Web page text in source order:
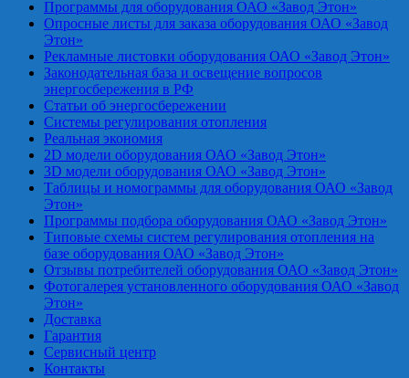
Программы для оборудования ОАО «Завод Этон»
Опросные листы для заказа оборудования ОАО «Завод
Этон»
Рекламные листовки оборудования ОАО «Завод Этон»
Законодательная база и освещение вопросов
энергосбережения в РФ
Статьи об энергосбережении
Системы регулирования отопления
Реальная экономия
2D модели оборудования ОАО «Завод Этон»
3D модели оборудования ОАО «Завод Этон»
Таблицы и номограммы для оборудования ОАО «Завод
Этон»
Программы подбора оборудования ОАО «Завод Этон»
Типовые схемы систем регулирования отопления на
базе оборудования ОАО «Завод Этон»
Отзывы потребителей оборудования ОАО «Завод Этон»
Фотогалерея установленного оборудования ОАО «Завод
Этон»
Доставка
Гарантия
Сервисный центр
Контакты